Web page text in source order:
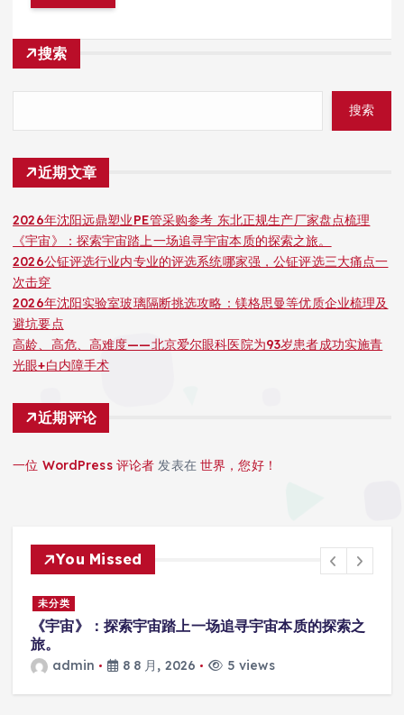
搜索
搜索
近期文章
2026年沈阳远鼎塑业PE管采购参考 东北正规生产厂家盘点梳理
《宇宙》：探索宇宙踏上一场追寻宇宙本质的探索之旅。
2026公钲评选行业内专业的评选系统哪家强，公钲评选三大痛点一
次击穿
2026年沈阳实验室玻璃隔断挑选攻略：镁格思曼等优质企业梳理及
避坑要点
高龄、高危、高难度——北京爱尔眼科医院为93岁患者成功实施青
光眼+白内障手术
近期评论
一位 WordPress 评论者 发表在世界，您好！
You Missed
未分类
《宇宙》：探索宇宙踏上一场追寻宇宙本质的探索之
旅。
admin 8 8 月, 2026 5 views